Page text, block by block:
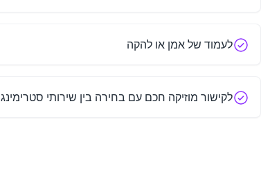
לעמוד של אמן או להקה
לקישור מוזיקה חכם עם בחירה בין שירותי סטרימינג